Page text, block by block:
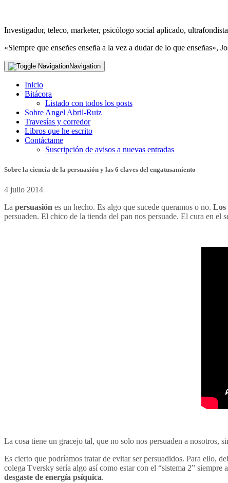
Investigador, teleco, marketer, psicólogo social aplicado,
«Siempre que enseñes enseña a la vez a dudar de lo que enseñas»,
Navigation
Inicio
Bitácora
Listado con todos los posts
Sobre Angel Abril-Ruiz
Travesías y corredor
Libros que he escrito
Contáctame
Suscripción de avisos a nuevas entradas
Sobre la ciencia de la persuasión y las 6 claves del engatusamiento
4 julio 2014
La persuasión es un hecho. Es algo que sucede queramos o no. Los
persuaden. El chico de la tienda del pan nos persuade. El cura en el
La cosa tiene un gracejo tal, que no solo nos persuaden a nosotros,
Es cierto que podríamos tratar de evitar ser persuadidos. Para ello,
colega Tversky sería algo así como estar con el “sistema 2”
desgaste de energía psíquica.